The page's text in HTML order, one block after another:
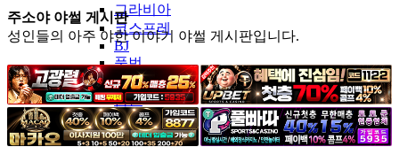
그라비아
코스프레
BJ
품번
후방주의
움짤
스포츠
기타
주소야 야썰 게시판
성인들의 아주 야한 이야기 야썰 게시판입니다.